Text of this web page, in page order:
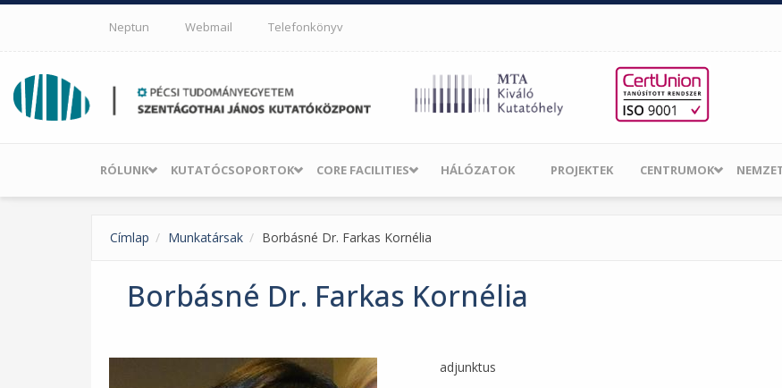
Ugrás a tartalomra
Neptun Webmail Telefonkönyv
RÓLUNK KUTATÓCSOPORTOK CORE FACILITIES HÁLÓZATOK PROJEKTEK CENTRUMOK
Címlap Munkatársak Borbásné Dr. Farkas Kornélia
Borbásné Dr. Farkas Kornélia
adjunktus